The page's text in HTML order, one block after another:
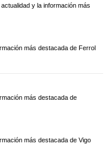
y la información más
más destacada de Ferrol
más destacada de
más destacada de Vigo